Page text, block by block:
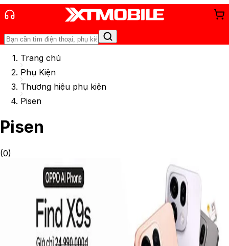
Trang chủ
Phụ Kiện
Thương hiệu phụ kiện
Pisen
Pisen
(0)